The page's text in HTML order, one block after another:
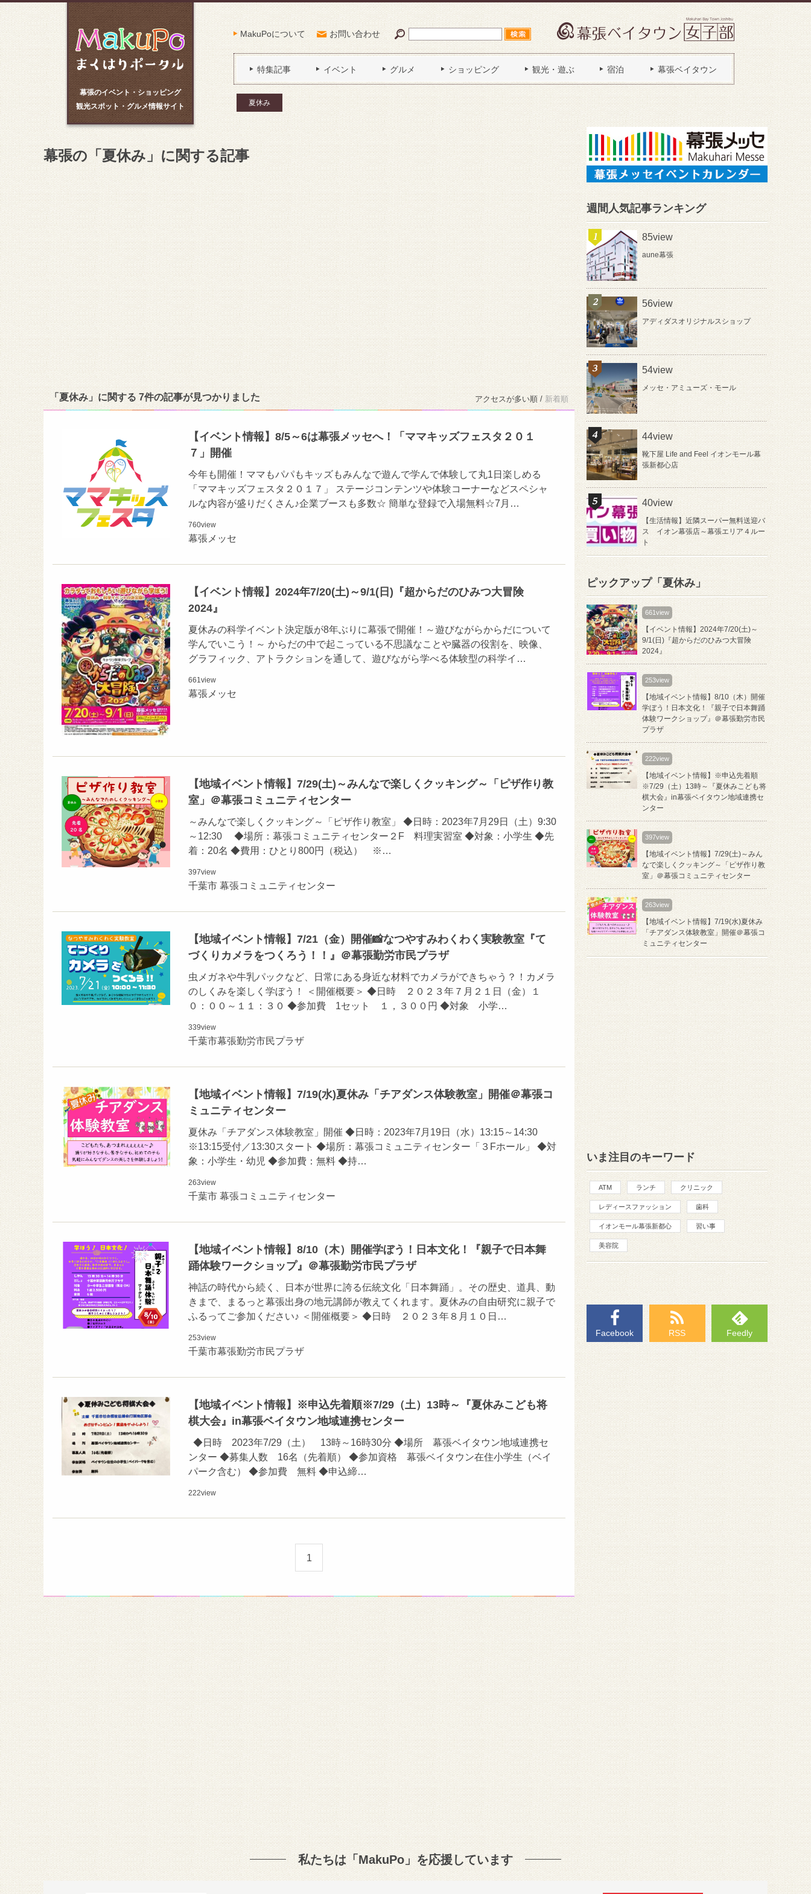
幕張のイベント・ショッピング
観光スポット・グルメ情報サイト
MakuPoについて お問い合わせ
特集記事 イベント グルメ ショッピング 観光・遊ぶ 宿泊 幕張ベイタウン
夏休み
幕張の「夏休み」に関する記事
「夏休み」に関する 7件の記事が見つかりました アクセスが多い順 / 新着順
【イベント情報】8/5～6は幕張メッセへ！「ママキッズフェスタ２０１
７」開催
今年も開催！ママもパパもキッズもみんなで遊んで学んで体験して丸1日楽しめる
「ママキッズフェスタ２０１７」 ステージコンテンツや体験コーナーなどスペシャ
ルな内容が盛りだくさん♪企業ブースも多数☆ 簡単な登録で入場無料☆7月…
760view
幕張メッセ
【イベント情報】2024年7/20(土)～9/1(日)『超からだのひみつ大冒険
2024』
夏休みの科学イベント決定版が8年ぶりに幕張で開催！～遊びながらからだについて
学んでいこう！～ からだの中で起こっている不思議なことや臓器の役割を、映像、
グラフィック、アトラクションを通して、遊びながら学べる体験型の科学イ…
661view
幕張メッセ
【地域イベント情報】7/29(土)～みんなで楽しくクッキング～「ピザ作り教
室」＠幕張コミュニティセンター
～みんなで楽しくクッキング～「ピザ作り教室」 ◆日時：2023年7月29日（土）9:30
～12:30 ◆場所：幕張コミュニティセンター２F 料理実習室 ◆対象：小学生 ◆先
着：20名 ◆費用：ひとり800円（税込） ※…
397view
千葉市 幕張コミュニティセンター
【地域イベント情報】7/21（金）開催📸なつやすみわくわく実験教室『て
づくりカメラをつくろう！！』＠幕張勤労市民プラザ
虫メガネや牛乳パックなど、日常にある身近な材料でカメラができちゃう？！カメラ
のしくみを楽しく学ぼう！ ＜開催概要＞ ◆日時 ２０２３年７月２１日（金）１
０：００～１１：３０ ◆参加費 1セット １，３００円 ◆対象 小学…
339view
千葉市幕張勤労市民プラザ
【地域イベント情報】7/19(水)夏休み「チアダンス体験教室」開催＠幕張コ
ミュニティセンター
夏休み「チアダンス体験教室」開催 ◆日時：2023年7月19日（水）13:15～14:30
※13:15受付／13:30スタート ◆場所：幕張コミュニティセンター「３Fホール」 ◆対
象：小学生・幼児 ◆参加費：無料 ◆持…
263view
千葉市 幕張コミュニティセンター
【地域イベント情報】8/10（木）開催学ぼう！日本文化！『親子で日本舞
踊体験ワークショップ』＠幕張勤労市民プラザ
神話の時代から続く、日本が世界に誇る伝統文化「日本舞踊」。その歴史、道具、動
きまで、まるっと幕張出身の地元講師が教えてくれます。夏休みの自由研究に親子で
ふるってご参加ください♪ ＜開催概要＞ ◆日時 ２０２３年８月１０日…
253view
千葉市幕張勤労市民プラザ
【地域イベント情報】※申込先着順※7/29（土）13時～『夏休みこども将
棋大会』in幕張ベイタウン地域連携センター
◆日時 2023年7/29（土） 13時～16時30分 ◆場所 幕張ベイタウン地域連携セ
ンター ◆募集人数 16名（先着順） ◆参加資格 幕張ベイタウン在住小学生（ベイ
パーク含む） ◆参加費 無料 ◆申込締…
222view
1
週間人気記事ランキング
85view
aune幕張
56view
アディダスオリジナルスショップ
54view
メッセ・アミューズ・モール
44view
靴下屋 Life and Feel イオンモール幕
張新都心店
40view
【生活情報】近隣スーパー無料送迎バ
ス イオン幕張店～幕張エリア４ルー
ト
ピックアップ「夏休み」
661view
【イベント情報】2024年7/20(土)～
9/1(日)『超からだのひみつ大冒険
2024』
253view
【地域イベント情報】8/10（木）開催
学ぼう！日本文化！『親子で日本舞踊
体験ワークショップ』＠幕張勤労市民
プラザ
222view
【地域イベント情報】※申込先着順
※7/29（土）13時～『夏休みこども将
棋大会』in幕張ベイタウン地域連携セ
ンター
397view
【地域イベント情報】7/29(土)～みん
なで楽しくクッキング～「ピザ作り教
室」＠幕張コミュニティセンター
263view
【地域イベント情報】7/19(水)夏休み
「チアダンス体験教室」開催＠幕張コ
ミュニティセンター
いま注目のキーワード
ATM ランチ クリニック
レディースファッション 歯科
イオンモール幕張新都心 習い事
美容院
Facebook RSS Feedly
私たちは「MakuPo」を応援しています